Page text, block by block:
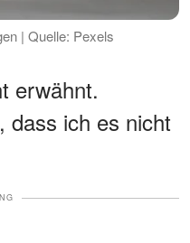
| Quelle: Pexels
erwähnt.
dass ich es nicht